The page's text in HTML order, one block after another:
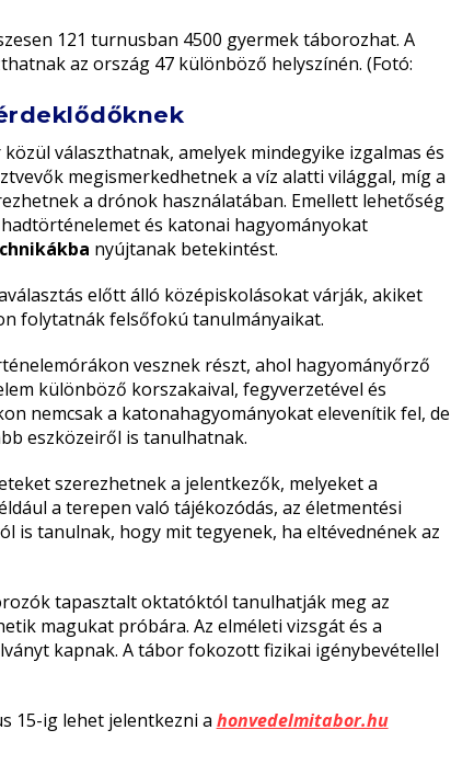
121 turnusban 4500 gyermek táborozhat. A
az ország 47 különböző helyszínén. (Fotó:
választhatnak, amelyek mindegyike izgalmas és
megismerkedhetnek a víz alatti világgal, míg a
a drónok használatában. Emellett lehetőség
és katonai hagyományokat
nyújtanak betekintést.
előtt álló középiskolásokat várják, akiket
folytatnák felsőfokú tanulmányaikat.
vesznek részt, ahol hagyományőrző
különböző korszakaival, fegyverzetével és
nemcsak a katonahagyományokat elevenítik fel, de
eszközeiről is tanulhatnak.
szerezhetnek a jelentkezők, melyeket a
a terepen való tájékozódás, az életmentési
is tanulnak, hogy mit tegyenek, ha eltévednének az
tapasztalt oktatóktól tanulhatják meg az
magukat próbára. Az elméleti vizsgát és a
kapnak. A tábor fokozott fizikai igénybevétellel
15-ig lehet jelentkezni a honvedelmitabor.hu